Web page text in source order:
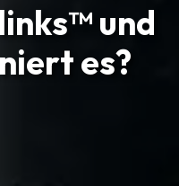
und
es?